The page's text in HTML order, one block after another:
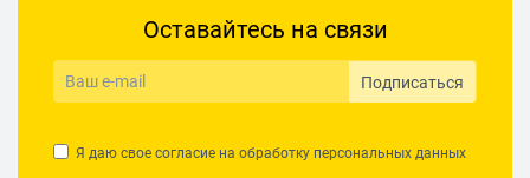
Оставайтесь на связи
Подписаться
Я даю свое согласие на обработку персональных данных